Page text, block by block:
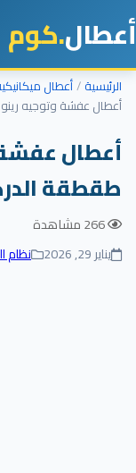
أعطال.كوم
الرئيسية أعطال
أعطال عفشة وتوجيه
أعطال
طقطقة
يناير 29, 2026 نظام